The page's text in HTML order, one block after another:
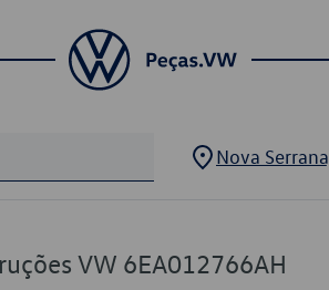
Nova Serrana
VW 6EA012766AH